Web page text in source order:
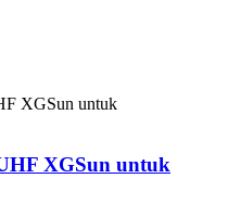
XGSun untuk